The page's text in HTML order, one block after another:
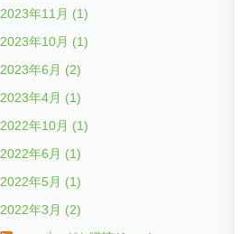
2023年11月 (1)
2023年10月 (1)
2023年6月 (2)
2023年4月 (1)
2022年10月 (1)
2022年6月 (1)
2022年5月 (1)
2022年3月 (2)